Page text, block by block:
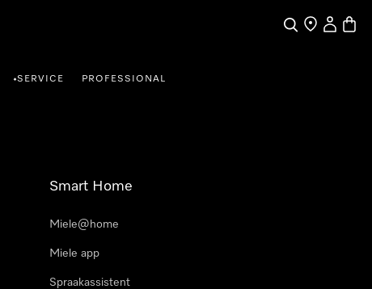
Wat zoek je?
Dealer zoeken
Mijn
•SERVICE PROFESSIONAL
Smart Home
Miele@home
Miele app
Spraakassistent